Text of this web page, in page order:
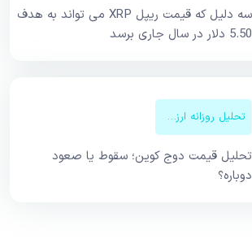
سه دلیل که قیمت ریپل XRP می تواند به هدف
5.50 دلار در سال جاری برسد
تحلیل روزانه ارزهای دیجیتال
تحلیل قیمت دوج کوین؛ سقوط یا صعود
دوباره؟